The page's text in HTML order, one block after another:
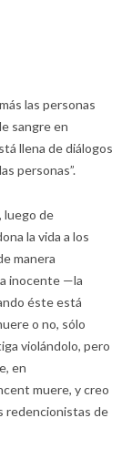
las personas
sangre en
llena de diálogos
personas”.
luego de
la vida a los
manera
inocente —la
éste está
o no, sólo
violándolo, pero
en
muere, y creo
redencionistas de